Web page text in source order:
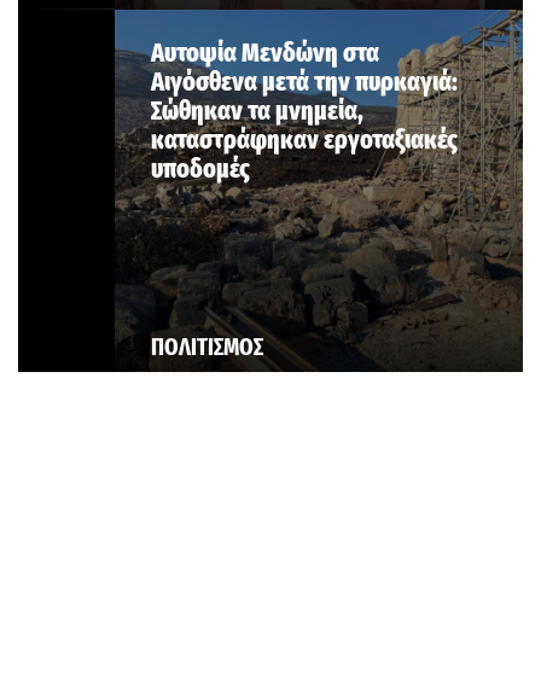
ΠΟΛΙΤΙΣΜΟΣ
Αυτοψία Μενδώνη στα
Αιγόσθενα μετά την πυρκαγιά:
Σώθηκαν τα μνημεία,
καταστράφηκαν εργοταξιακές
υποδομές